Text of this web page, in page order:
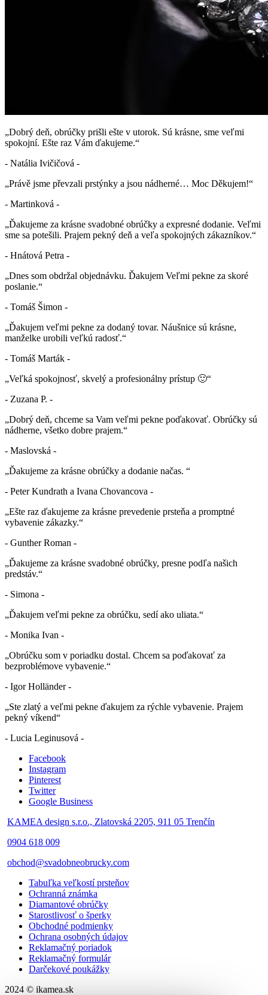
„Dobrý deň, obrúčky prišli ešte v utorok. Sú krásne, sme veľmi
spokojní. Ešte raz Vám ďakujeme.“
- Natália Ivičičová -
„Právě jsme převzali prstýnky a jsou nádherné… Moc Děkujem!“
- Martinková -
„Ďakujeme za krásne svadobné obrúčky a expresné dodanie. Veľmi
sme sa potešili. Prajem pekný deň a veľa spokojných zákazníkov.“
- Hnátová Petra -
„Dnes som obdržal objednávku. Ďakujem Veľmi pekne za skoré
poslanie.“
- Tomáš Šimon -
„Ďakujem veľmi pekne za dodaný tovar. Náušnice sú krásne,
manželke urobili veľkú radosť.“
- Tomáš Marták -
„Veľká spokojnosť, skvelý a profesionálny prístup 🙂“
- Zuzana P. -
„Dobrý deň, chceme sa Vam veľmi pekne poďakovať. Obrúčky sú
nádherne, všetko dobre prajem.“
- Maslovská -
„Ďakujeme za krásne obrúčky a dodanie načas. “
- Peter Kundrath a Ivana Chovancova -
„Ešte raz ďakujeme za krásne prevedenie prsteňa a promptné
vybavenie zákazky.“
- Gunther Roman -
„Ďakujeme za krásne svadobné obrúčky, presne podľa našich
predstáv.“
- Simona -
„Ďakujem veľmi pekne za obrúčku, sedí ako uliata.“
- Monika Ivan -
„Obrúčku som v poriadku dostal. Chcem sa poďakovať za
bezproblémove vybavenie.“
- Igor Holländer -
„Ste zlatý a veľmi pekne ďakujem za rýchle vybavenie. Prajem
pekný víkend“
- Lucia Leginusová -
Facebook
Instagram
Pinterest
Twitter
Google Business
KAMEA design s.r.o., Zlatovská 2205, 911 05 Trenčín
0904 618 009
obchod@svadobneobrucky.com
Tabuľka veľkostí prsteňov
Ochranná známka
Diamantové obrúčky
Starostlivosť o šperky
Obchodné podmienky
Ochrana osobných údajov
Reklamačný poriadok
Reklamačný formulár
Darčekové poukážky
2024 © ikamea.sk